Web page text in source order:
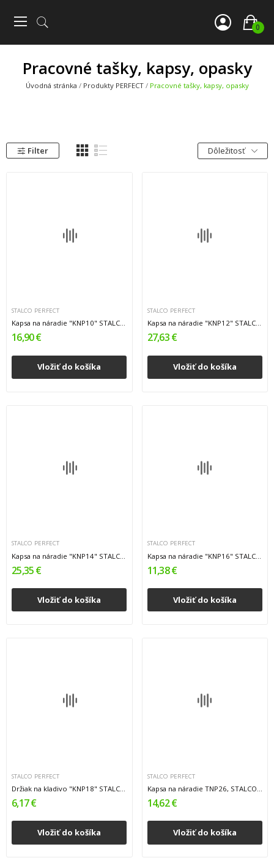
0
Pracovné tašky, kapsy, opasky
Úvodná stránka Produkty PERFECT Pracovné tašky, kapsy, opasky
Filter Dôležitosť
STALCO PERFECT
Kapsa na náradie "KNP10" STALCO PERFECT S-76288
16,90 €
Vložiť do košíka
STALCO PERFECT
Kapsa na náradie "KNP12" STALCO PERFECT S-76290
27,63 €
Vložiť do košíka
STALCO PERFECT
25,35 €
Vložiť do košíka
STALCO PERFECT
Kapsa na náradie "KNP16" STALCO PERFECT S-76294
11,38 €
Vložiť do košíka
STALCO PERFECT
6,17 €
Vložiť do košíka
STALCO PERFECT
14,62 €
Vložiť do košíka